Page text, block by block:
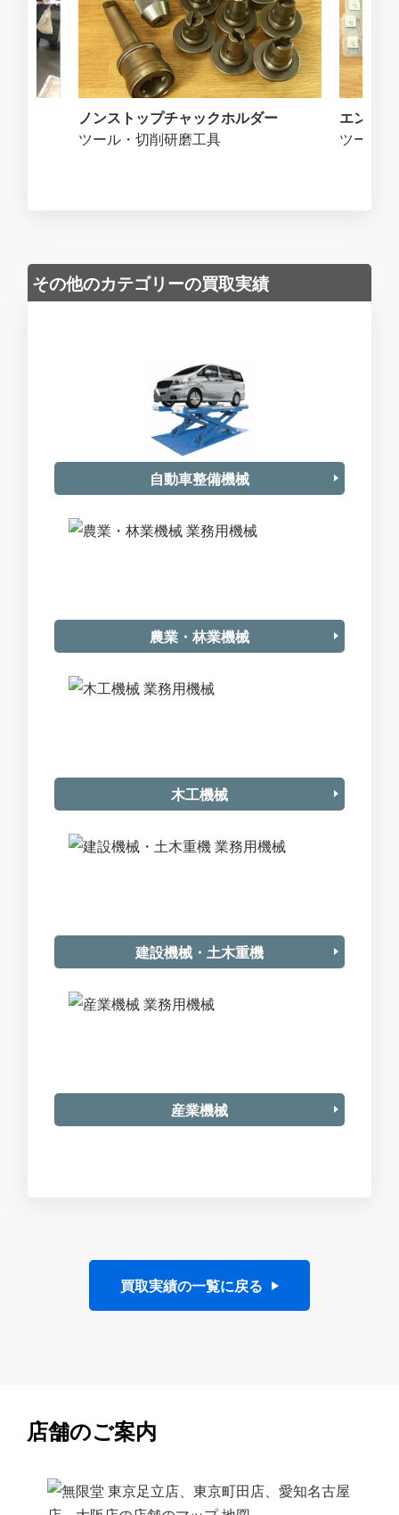
ノンストップチャックホルダー
ツール・切削研磨工具
エンド
ツール
その他のカテゴリーの買取実績
自動車整備機械
農業・林業機械
木工機械
建設機械・土木重機
産業機械
買取実績の一覧に戻る
店舗のご案内